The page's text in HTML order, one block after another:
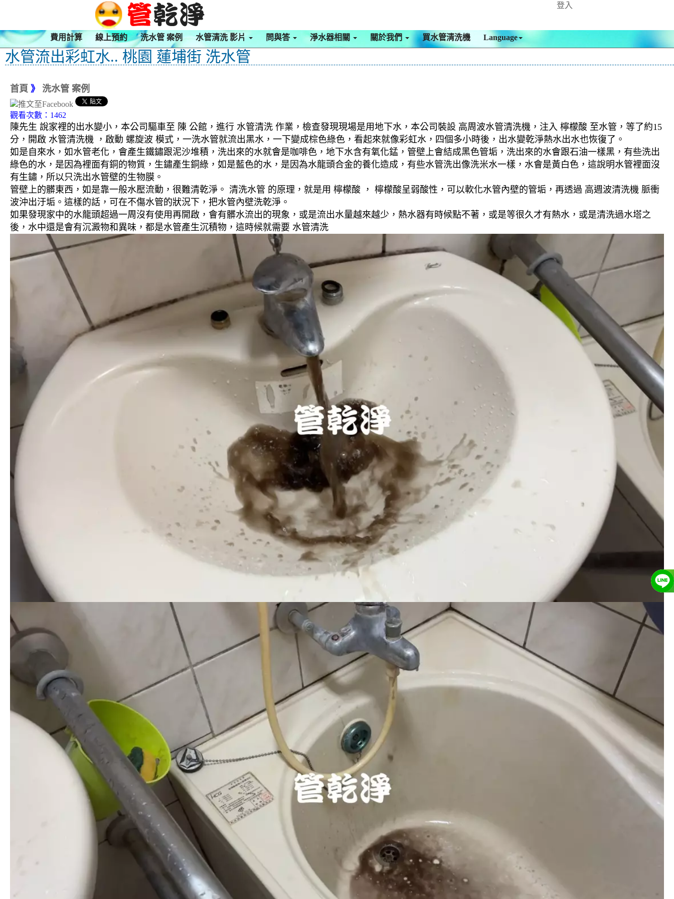
登入
費用計算 線上預約 洗水管 案例 水管清洗 影片 問與答 淨水器相關 關於我們 買水管清洗機 Language
水管流出彩虹水.. 桃園 蓮埔街 洗水管
首頁 》 洗水管 案例
觀看次數：1462
陳先生 說家裡的出水變小，本公司驅車至 陳 公館，進行 水管清洗 作業，檢查發現現場是用地下水，本公司裝設 高周波水管清洗機，注入 檸檬酸 至水管，等了約15
分，開啟 水管清洗機 ，啟動 螺旋波 模式，一洗水管就流出黑水，一下變成棕色綠色，看起來就像彩虹水，四個多小時後，出水變乾淨熱水出水也恢復了。
如是自來水，如水管老化，會產生鐵鏽跟泥沙堆積，洗出來的水就會是咖啡色，地下水含有氧化錳，管壁上會結成黑色管垢，洗出來的水會跟石油一樣黑，有些洗出
綠色的水，是因為裡面有銅的物質，生鏽產生銅綠，如是藍色的水，是因為水龍頭合金的養化造成，有些水管洗出像洗米水一樣，水會是黃白色，這說明水管裡面沒
有生鏽，所以只洗出水管壁的生物膜。
管壁上的髒東西，如是靠一般水壓流動，很難清乾淨。 清洗水管 的原理，就是用 檸檬酸 ， 檸檬酸呈弱酸性，可以軟化水管內壁的管垢，再透過 高週波清洗機 脈衝
波沖出汙垢。這樣的話，可在不傷水管的狀況下，把水管內壁洗乾淨。
如果發現家中的水龍頭超過一周沒有使用再開啟，會有髒水流出的現象，或是流出水量越來越少，熱水器有時候點不著，或是等很久才有熱水，或是清洗過水塔之
後，水中還是會有沉澱物和異味，都是水管產生沉積物，這時候就需要 水管清洗